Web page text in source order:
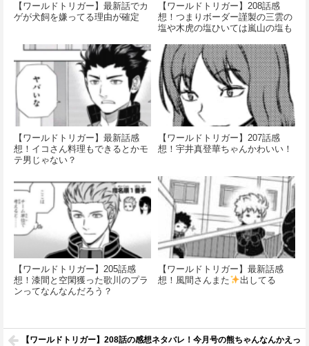
【ワールドトリガー】最新話でカ
ゲが犬飼を嫌ってる理由が確定
【ワールドトリガー】208話感
想！つまりボーダー謹製の三雲の
塩や木虎の塩ひいては嵐山の塩も
【ワールドトリガー】最新話感
想！イコさん料理もできるとかモ
テ男じゃない？
【ワールドトリガー】207話感
想！宇井真登華ちゃんかわいい！
【ワールドトリガー】205話感
想！漆間と空閑獲った歌川のプラ
ンってなんなんだろう？
【ワールドトリガー】最新話感
想！風間さんまた
出してる
【ワールドトリガー】208話の感想ネタバレ！今月号の熊ちゃんなんかえっ